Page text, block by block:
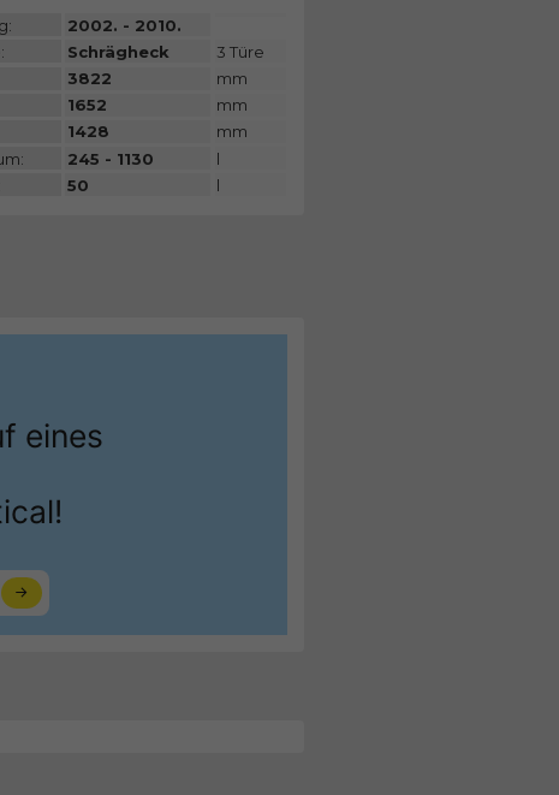
2002. - 2010.
Schrägheck
3 Türe
3822
mm
1652
mm
1428
mm
245 - 1130
l
50 l